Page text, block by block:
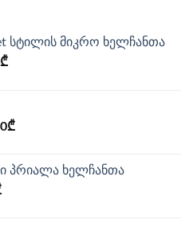
სტილის მიკრო ხელჩანთა
₾
₾
პრიალა ხელჩანთა
Current